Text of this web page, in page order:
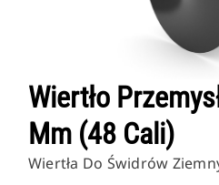
Wiertło
Mm (48 Cali)
Wiertła Do Świdrów